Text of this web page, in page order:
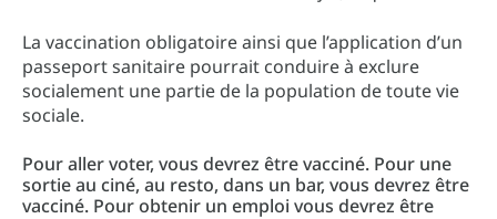
La vaccination obligatoire ainsi que l’application d’un
passeport sanitaire pourrait conduire à exclure
socialement une partie de la population de toute vie
sociale.
Pour aller voter, vous devrez être vacciné. Pour une
sortie au ciné, au resto, dans un bar, vous devrez être
vacciné. Pour obtenir un emploi vous devrez être